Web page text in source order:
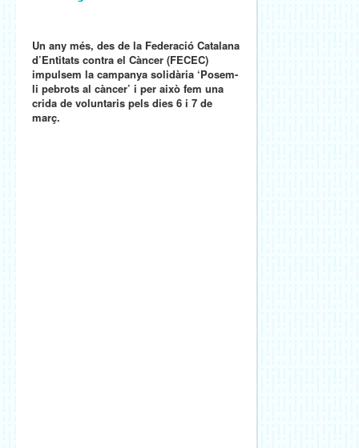
Un any més, des de la Federació Catalana
d’Entitats contra el Càncer (FECEC)
impulsem la campanya solidària ‘Posem-
li pebrots al càncer’ i per això fem una
crida de voluntaris pels dies 6 i 7 de
març.